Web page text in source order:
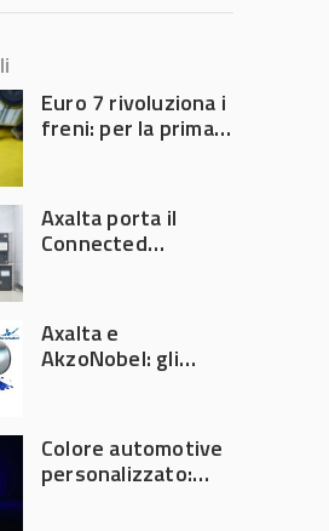
Euro 7 rivoluziona i
freni: per la prima
generate dalla
frenata
Axalta porta il
Connected
Automechanika
Frankfurt 2026
Axalta e
AkzoNobel: gli
Colore automotive
personalizzato: